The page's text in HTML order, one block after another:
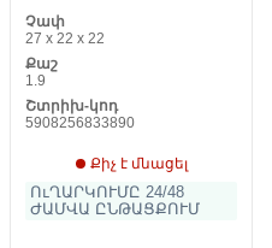
Չափ
27 x 22 x 22
Քաշ
1.9
Շտրիխ-կոդ
5908256833890
Քիչ է մնացել
ՈւՂԱՐԿՈՒՄԸ 24/48
ԺԱՄՎԱ ԸՆԹԱՑՔՈՒՄ